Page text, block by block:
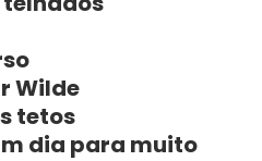
Wilde
tetos
dia para muito